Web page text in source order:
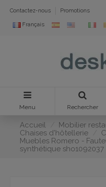
Contactez-nous Promotions
Français
Menu Rechercher
Accueil
Mobilier
Chaises d'hôtellerie
Muebles Romero -
synthétique sho1092037